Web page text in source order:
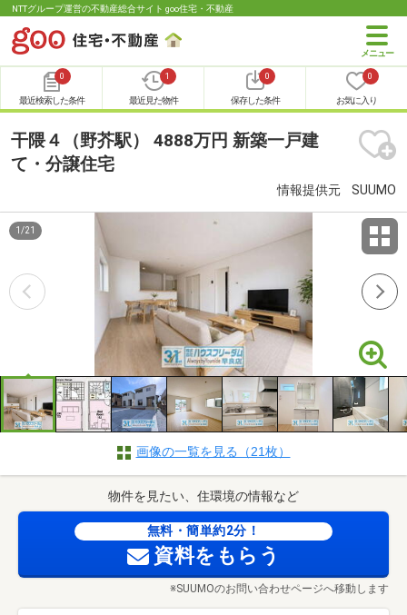
NTTグループ運営の不動産総合サイト goo住宅・不動産
0
最近検索した条件
1
最近見た物件
0
保存した条件
0
お気に入り
干隈４（野芥駅） 4888万円 新築一戸建
て・分譲住宅
情報提供元 SUUMO
1 /21
画像の一覧を見る（21枚）
物件を見たい、住環境の情報など
無料・簡単約2分！
資料をもらう
※SUUMOのお問い合わせページへ移動します